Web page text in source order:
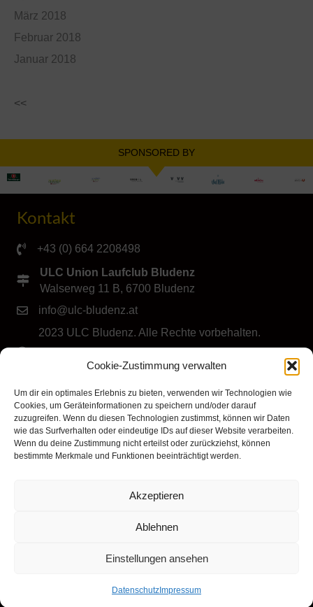
Cookie-Zustimmung verwalten
Um dir ein optimales Erlebnis zu bieten, verwenden wir Technologien wie
Cookies, um Geräteinformationen zu speichern und/oder darauf
zuzugreifen. Wenn du diesen Technologien zustimmst, können wir Daten
wie das Surfverhalten oder eindeutige IDs auf dieser Website verarbeiten.
Wenn du deine Zustimmung nicht erteilst oder zurückziehst, können
bestimmte Merkmale und Funktionen beeinträchtigt werden.
Akzeptieren
Ablehnen
Einstellungen ansehen
Datenschutz Impressum
März 2018
Februar 2018
Januar 2018
<<
SPONSORED BY
Kontakt
+43 (0) 664 2208498
ULC Union Laufclub Bludenz
Walserweg 11 B, 6700 Bludenz
info@ulc-bludenz.at
2023 ULC Bludenz. Alle Rechte vorbehalten.
Cookie-Richtlinie
Folge dem ULC Bludenz
Klicke hier, um Marketing-Cookies zu